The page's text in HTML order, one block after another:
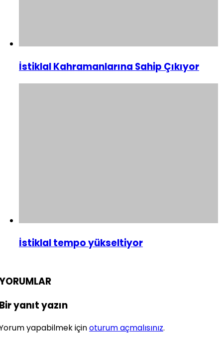
İstiklal Kahramanlarına Sahip Çıkıyor
İstiklal tempo yükseltiyor
yanıt yazın
yapabilmek içinoturum açmalısınız.